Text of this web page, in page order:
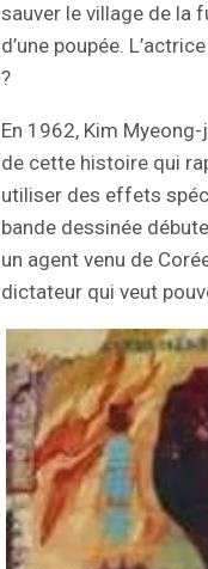
sauver le village de la
d’une poupée.
?
En 1962, Kim
de cette histoire qui
utiliser des effets
bande dessinée
un agent venu de
dictateur qui veut